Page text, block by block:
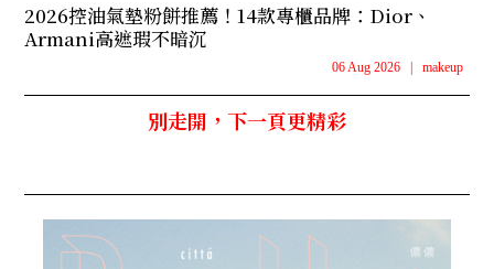
2026控油氣墊粉餅推薦！14款專櫃品牌：Dior、
Armani高遮瑕不暗沉
06 Aug 2026 makeup
別走開，下一頁更精彩